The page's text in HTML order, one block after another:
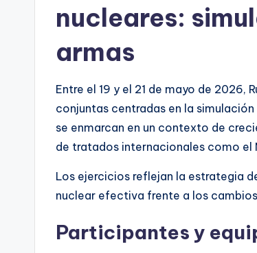
nucleares:
armas
Entre el 19 y el 21 de mayo de 2026,
conjuntas centradas en la
se enmarcan en un contexto de
de tratados internacionales como el
Los ejercicios reflejan la estrategia
nuclear efectiva frente a los
Participantes y